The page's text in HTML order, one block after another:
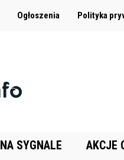
Ogłoszenia Polityka
NA SYGNALE AKCJE